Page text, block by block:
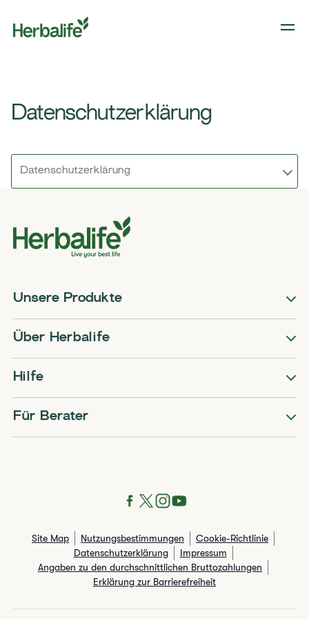
Datenschutzerklärung
Datenschutzerklärung
Unsere Produkte
Über Herbalife
Hilfe
Für Berater
Site Map Nutzungsbestimmungen
Cookie-Richtlinie
Datenschutzerklärung
Impressum
Angaben zu den durchschnittlichen Bruttozahlungen​
Erklärung zur Barrierefreiheit